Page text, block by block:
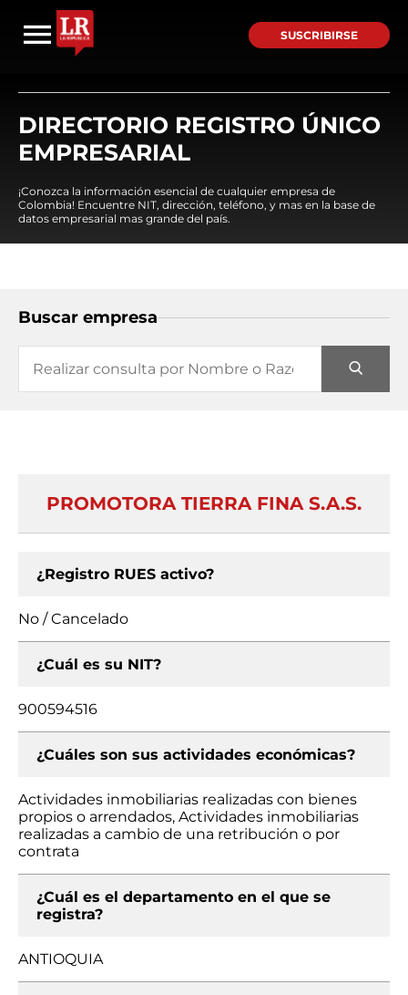
SUSCRIBIRSE
DIRECTORIO REGISTRO ÚNICO
EMPRESARIAL
¡Conozca la información esencial de cualquier empresa de
Colombia! Encuentre NIT, dirección, teléfono, y mas en la base de
datos empresarial mas grande del país.
Buscar empresa
PROMOTORA TIERRA FINA S.A.S.
¿Registro RUES activo?
No / Cancelado
¿Cuál es su NIT?
900594516
¿Cuáles son sus actividades económicas?
Actividades inmobiliarias realizadas con bienes
propios o arrendados, Actividades inmobiliarias
realizadas a cambio de una retribución o por
contrata
¿Cuál es el departamento en el que se
registra?
ANTIOQUIA